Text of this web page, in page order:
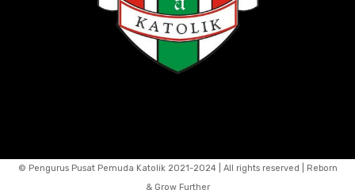
© Pengurus Pusat Pemuda Katolik 2021-2024 | All rights reserved | Reborn
& Grow Further